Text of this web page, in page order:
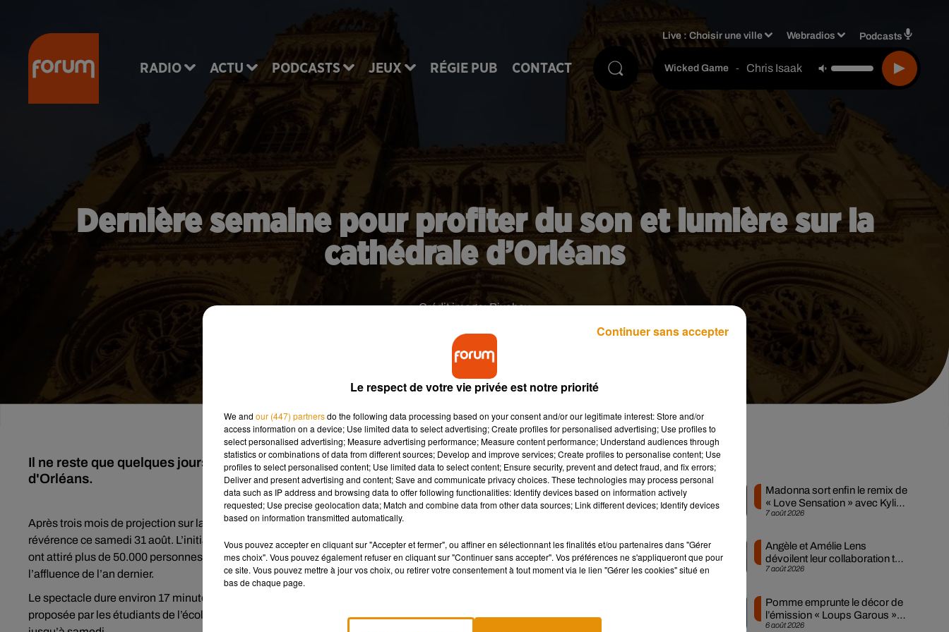
RADIO ACTU PODCASTS JEUX RÉGIE PUB CONTACT
Live :Choisir une ville Webradios Podcasts
Wicked Game - Chris Isaak
Dernière semaine pour profiter du son et lumière sur la
cathédrale d’Orléans
Crédit image:Pixabay
Il ne reste que quelques jours pour profiter du spectacle son et lumière projeté sur la cathédrale
d'Orléans.
Après trois mois de projection sur la cathédrale d’Orléans, le spectacle son et lumière Jeanne, la force de l’âme tirera sa
révérence ce samedi 31 août. L’initiative connaît cette année un franc succès puisque depuis le 30 mai, les représentations
ont attiré plus de 50.000 personnes selonnos confrères de la République du Centre.C’est 18,5% de plus que la totalité de
l’affluence de l’an dernier.
Le spectacle dure environ 17 minutes et est suivi d’une autre représentation de 18 minutes, autour de la Renaissance,
proposée par les étudiants de l’école de l’image des Gobelins. Pour en profiter, rendez-vous à 23 heures tous les soirs
Musique
7 août 2026
Madonna sort enfin le remix de
« Love Sensation » avec Kylie
Minogue
7 août 2026
Angèle et Amélie Lens
dévoilent leur collaboration tant
attendue
6 août 2026
Pomme emprunte le décor de
l’émission « Loups Garous »
pour son...
Le respect de votre vie privée est notre priorité
We and our (447) partnersdo the following data processing based on your consent and/or our legitimate interest: Store and/or
access information on a device; Use limited data to select advertising; Create profiles for personalised advertising; Use profiles to
select personalised advertising; Measure advertising performance; Measure content performance; Understand audiences through
statistics or combinations of data from different sources; Develop and improve services; Create profiles to personalise content; Use
profiles to select personalised content; Use limited data to select content; Ensure security, prevent and detect fraud, and fix errors;
Deliver and present advertising and content; Save and communicate privacy choices. These technologies may process personal
data such as IP address and browsing data to offer following functionalities: Identify devices based on information actively
requested; Use precise geolocation data; Match and combine data from other data sources; Link different devices; Identify devices
based on information transmitted automatically.
Vous pouvez accepter en cliquant sur "Accepter et fermer", ou affiner en sélectionnant les finalités et/ou partenaires dans "Gérer
mes choix". Vous pouvez également refuser en cliquant sur "Continuer sans accepter". Vos préférences ne s'appliqueront que pour
ce site. Vous pouvez mettre à jour vos choix, ou retirer votre consentement à tout moment via le lien "Gérer les cookies" situé en
bas de chaque page.
Continuer sans accepter